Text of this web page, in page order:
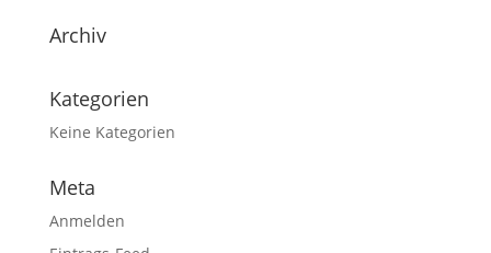
Archiv
Kategorien
Keine Kategorien
Meta
Anmelden